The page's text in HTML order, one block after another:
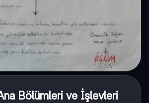
Bölümleri ve İşlevleri